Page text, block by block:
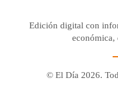
Edición digital con
económica,
© El Día 2026.